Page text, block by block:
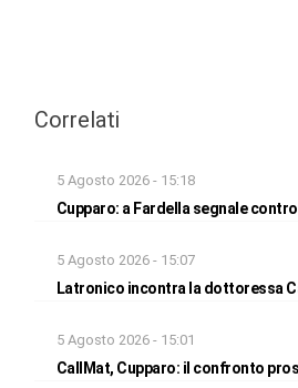
Correlati
5 Agosto 2026 - 15:18
Cupparo: a Fardella segnale
5 Agosto 2026 - 15:07
Latronico incontra la dottoressa
5 Agosto 2026 - 15:01
CallMat, Cupparo: il confronto